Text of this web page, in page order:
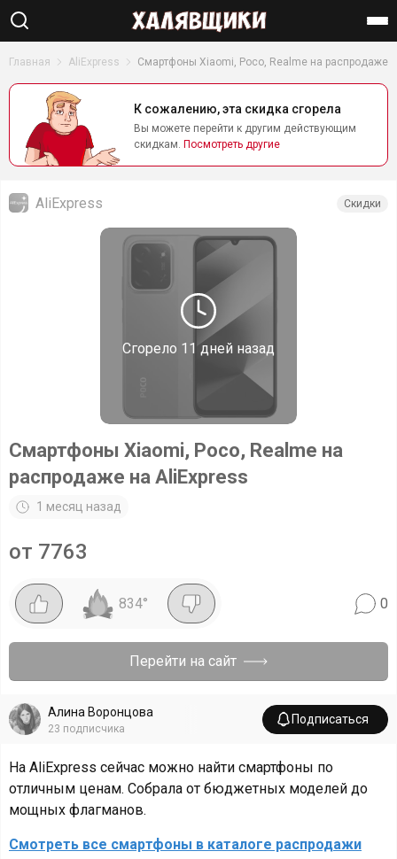
Найти
Главная AliExpress Смартфоны Xiaomi, Poco, Realme на распродаже
К сожалению, эта скидка сгорела
Вы можете перейти к другим действующим
скидкам. Посмотреть другие
Сгорело 11 дней назад
AliExpress Скидки
Смартфоны Xiaomi, Poco, Realme на
распродаже на AliExpress
1 месяц назад
от 7763
834° 0
Перейти на сайт
Алина Воронцова
23 подписчика
Подписаться
На AliExpress сейчас можно найти смартфоны по
отличным ценам. Собрала от бюджетных моделей до
мощных флагманов.
Смотреть все смартфоны в каталоге распродажи